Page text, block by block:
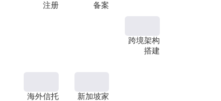
注册
备案
跨境架构
搭建
海外信托
新加坡家